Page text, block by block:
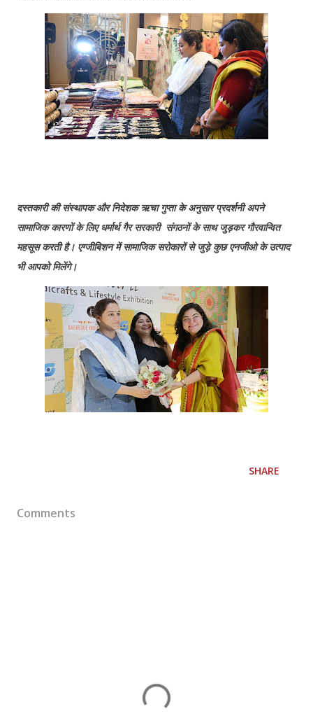
दस्तकारी की संस्थापक और निदेशक ऋचा गुप्ता के अनुसार प्रदर्शनी अपने
सामाजिक कारणों के लिए धर्मार्थ गैर सरकारी संगठनों के साथ जुड़कर गौरवान्वित
महसूस करती है। एग्जीबिशन में सामाजिक सरोकारों से जुड़े कुछ एनजीओ के उत्पाद
भी आपको मिलेंगे।
SHARE
Comments